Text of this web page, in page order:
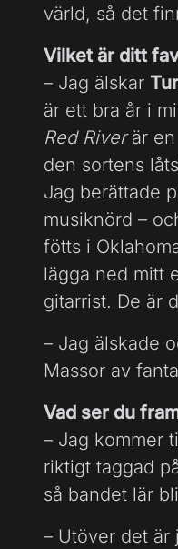
värld, så det
Vilket är ditt
– Jag älskar
är ett bra år i
Red Riverär en
den sortens
Jag berättade
musiknörd –
fötts i
lägga ned mitt
gitarrist. De är
– Jag älskade
Massor av
Vad ser du
– Jag kommer
riktigt taggad
så bandet lär
– Utöver det är